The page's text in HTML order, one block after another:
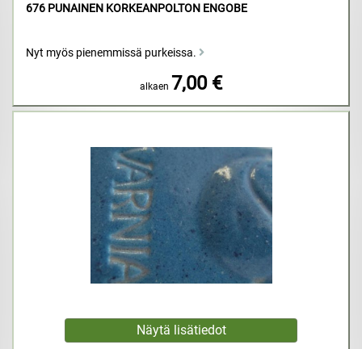
676 PUNAINEN KORKEANPOLTON ENGOBE
Nyt myös pienemmissä purkeissa.
alkaen 7,00 €